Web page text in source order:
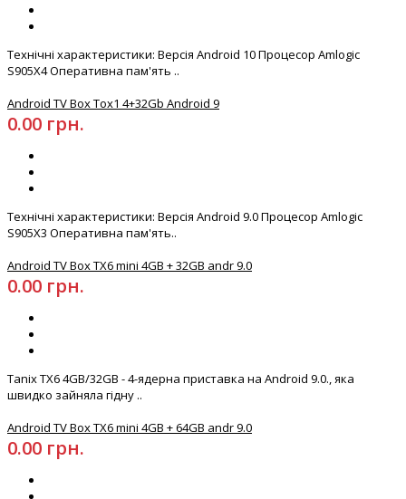
Технічні характеристики: Версія Android 10 Процесор Amlogic
S905X4 Оперативна пам'ять ..
Android TV Box Tox1 4+32Gb Android 9
0.00 грн.
Технічні характеристики: Версія Android 9.0 Процесор Amlogic
S905X3 Оперативна пам'ять..
Android TV Box TX6 mіnі 4GB + 32GB andr 9.0
0.00 грн.
Tanix TX6 4GB/32GB - 4-ядерна приставка на Android 9.0., яка
швидко зайняла гідну ..
Android TV Box TX6 mіnі 4GB + 64GB andr 9.0
0.00 грн.